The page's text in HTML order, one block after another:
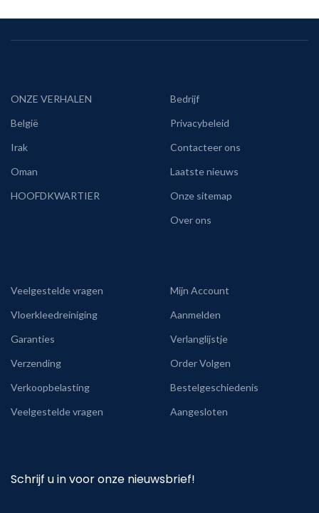
ONZE VERHALEN
België
Irak
Oman
HOOFDKWARTIER
Bedrijf
Privacybeleid
Contacteer ons
Laatste nieuws
Onze sitemap
Over ons
Veelgestelde vragen
Vloerkleedreiniging
Garanties
Verzending
Verkoopbelasting
Veelgestelde vragen
Mijn Account
Aanmelden
Verlanglijstje
Order Volgen
Bestelgeschiedenis
Aangesloten
Schrijf u in voor onze nieuwsbrief!